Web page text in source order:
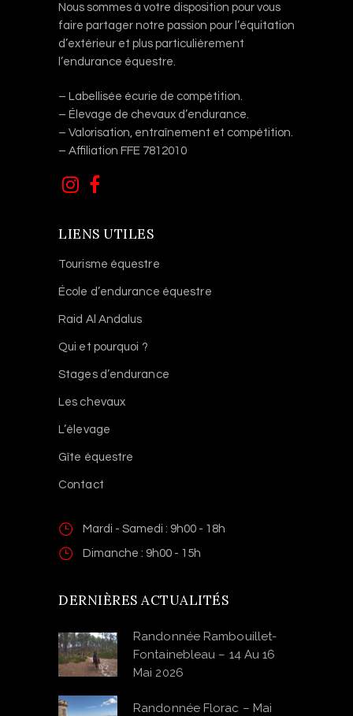
Nous sommes à votre disposition pour vous
faire partager notre passion pour l’équitation
d’extérieur et plus particulièrement
l’endurance équestre.
– Labellisée écurie de compétition.
– Élevage de chevaux d’endurance.
– Valorisation, entraînement et compétition.
– Affiliation FFE 7812010
LIENS UTILES
Tourisme équestre
École d’endurance équestre
Raid Al Andalus
Qui et pourquoi ?
Stages d’endurance
Les chevaux
L’élevage
Gîte équestre
Contact
Mardi - Samedi : 9h00 - 18h
Dimanche : 9h00 - 15h
DERNIÈRES ACTUALITÉS
Randonnée Rambouillet-
Fontainebleau – 14 Au 16
Mai 2026
Randonnée Florac – Mai